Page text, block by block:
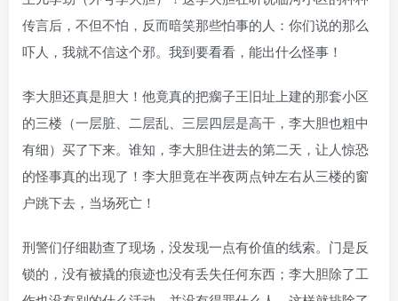
传言后，不但不怕，反而暗笑那些怕事的人：你们说的那么
吓人，我就不信这个邪。我到要看看，能出什么怪事！
李大胆还真是胆大！他竟真的把瘸子王旧址上建的那套小区
的三楼（一层脏、二层乱、三层四层是高干，李大胆也粗中
有细）买了下来。谁知，李大胆住进去的第二天，让人惊恐
的怪事真的出现了！李大胆竟在半夜两点钟左右从三楼的窗
户跳下去，当场死亡！
刑警们仔细勘查了现场，没发现一点有价值的线索。门是反
锁的，没有被撬的痕迹也没有丢失任何东西；李大胆除了工